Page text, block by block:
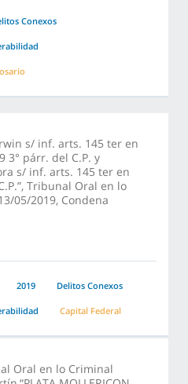
Conexos
s/ inf. arts. 145 ter en
3° párr. del C.P. y
s/ inf. arts. 145 ter en
Tribunal Oral en lo
05/2019, Condena
2019 Delitos Conexos
Capital Federal
Oral en lo Criminal